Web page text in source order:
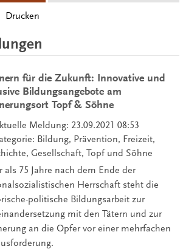
Drucken
für die Zukunft: Innovative und
Bildungsangebote am
Topf & Söhne
Meldung: 23.09.2021 08:53
Bildung, Prävention, Freizeit,
Gesellschaft, Topf und Söhne
als 75 Jahre nach dem Ende der
Herrschaft steht die
politische Bildungsarbeit zur
mit den Tätern und zur
an die Opfer vor einer mehrfachen